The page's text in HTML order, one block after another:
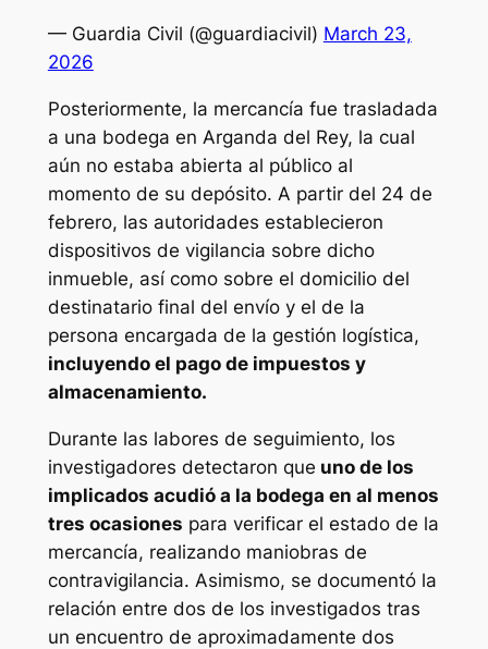
— Guardia Civil (@guardiacivil) March 23,
2026
Posteriormente, la mercancía fue trasladada
a una bodega en Arganda del Rey, la cual
aún no estaba abierta al público al
momento de su depósito. A partir del 24 de
febrero, las autoridades establecieron
dispositivos de vigilancia sobre dicho
inmueble, así como sobre el domicilio del
destinatario final del envío y el de la
persona encargada de la gestión logística,
incluyendo el pago de impuestos y
almacenamiento.
Durante las labores de seguimiento, los
investigadores detectaron que uno de los
implicados acudió a la bodega en al menos
tres ocasiones para verificar el estado de la
mercancía, realizando maniobras de
contravigilancia. Asimismo, se documentó la
relación entre dos de los investigados tras
un encuentro de aproximadamente dos